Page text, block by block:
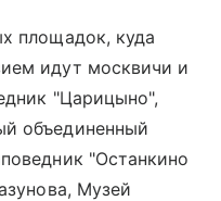
площадок, куда
идут москвичи и
"Царицыно",
объединенный
"Останкино
Музей